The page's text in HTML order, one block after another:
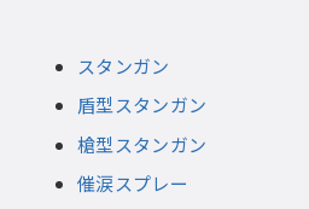
スタンガン
盾型スタンガン
槍型スタンガン
催涙スプレー